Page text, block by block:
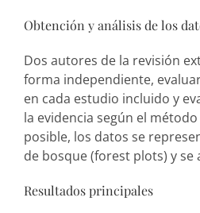
Obtención y análisis de los
Dos autores de la revisión
forma independiente,
en cada estudio incluido y
la evidencia según el método
posible, los datos se
de bosque (forest plots) y se
Resultados principales